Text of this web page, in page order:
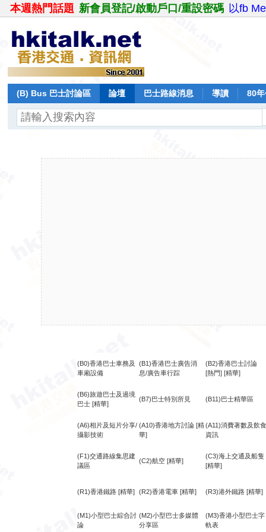
本週熱門話題 新會員登記/啟動戶口/重設密碼 以fb
(B) Bus 巴士討論區 論壇 巴士路線消息 導讀 80
(B0)香港巴士車務及
車廂設備
(B1)香港巴士廣告消
息/廣告車行踪
(B2)香港巴士討論
[熱門] [精華]
(B6)旅遊巴士及過境
巴士 [精華]
(B7)巴士特別所見 (B11)巴士精華區
(A6)相片及短片分享/
攝影技術
(A10)香港地方討論 [精
華]
(A11)消費著數及飲食
資訊
(F1)交通路線集思建
議區
(C2)航空 [精華]
(C3)海上交通及船隻
[精華]
(R1)香港鐵路 [精華] (R2)香港電車 [精華] (R3)港外鐵路 [精華]
(M1)小型巴士綜合討
論
(M2)小型巴士多媒體
分享區
(M3)香港小型巴士字
軌表